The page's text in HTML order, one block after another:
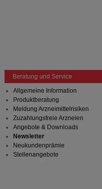
Beratung und Service
Allgemeine Information
Produktberatung
Meldung Arzneimittelrisiken
Zuzahlungsfreie Arzneien
Angebote & Downloads
Newsletter
Neukundenprämie
Stellenangebote